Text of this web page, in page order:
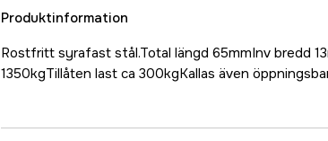
Produktinformation
Rostfritt syrafast stål.Total längd 65mmInv bredd
1350kgTillåten last ca 300kgKallas även